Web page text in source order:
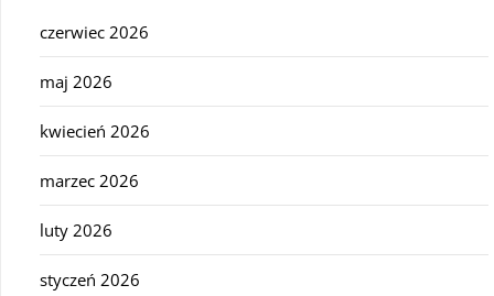
czerwiec 2026
maj 2026
kwiecień 2026
marzec 2026
luty 2026
styczeń 2026